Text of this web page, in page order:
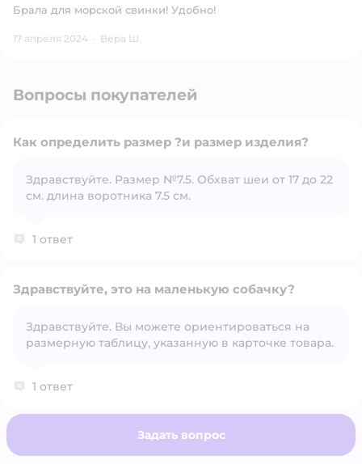
Брала для морской свинки! Удобно!
17 апреля 2024 · Вера Ш.
Вопросы покупателей
Открыть вопрос
Как определить размер ?и размер изделия?
Здравствуйте. Размер №7.5. Обхват шеи от 17 до 22
см. длина воротника 7.5 см.
1 ответ
Открыть вопрос
Здравствуйте, это на маленькую собачку?
Здравствуйте. Вы можете ориентироваться на
размерную таблицу, указанную в карточке товара.
1 ответ
Задать вопрос